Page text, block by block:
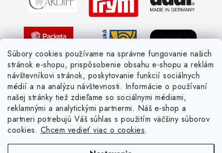
Súbory cookies používame na správne fungovanie našich
stránok e-shopu, prispôsobenie obsahu e-shopu a reklám
návštevníkovi stránok, poskytovanie funkcií sociálnych
médií a na analýzu návštevnosti. Informácie o používaní
našej stránky tiež zdieľame so sociálnymi médiami,
reklamnými a analytickými partnermi. Náš e-shop a
partneri potrebujú Váš súhlas s použitím väčšiny súborov
cookies. Chcem vedieť viac o cookies.
Žiadosť dotknutej osoby
Pletený slovník anglicky-česky
Pletený slovník česky-anglicky